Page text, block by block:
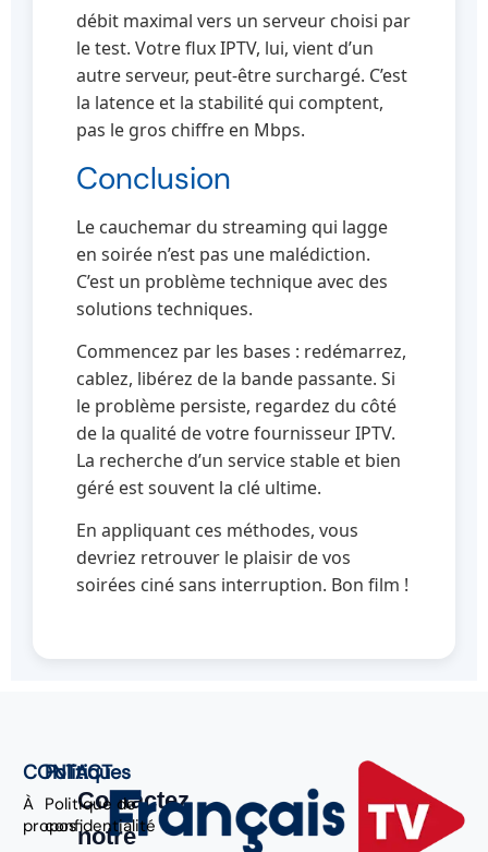
débit maximal vers un serveur choisi par
le test. Votre flux IPTV, lui, vient d’un
autre serveur, peut-être surchargé. C’est
la latence et la stabilité qui comptent,
pas le gros chiffre en Mbps.
Conclusion
Le cauchemar du streaming qui lagge
en soirée n’est pas une malédiction.
C’est un problème technique avec des
solutions techniques.
Commencez par les bases : redémarrez,
cablez, libérez de la bande passante. Si
le problème persiste, regardez du côté
de la qualité de votre fournisseur IPTV.
La recherche d’un service stable et bien
géré est souvent la clé ultime.
En appliquant ces méthodes, vous
devriez retrouver le plaisir de vos
soirées ciné sans interruption. Bon film !
CONTACT
À
propos
Politiques
Politique de
confidentialité
Contactez
notre